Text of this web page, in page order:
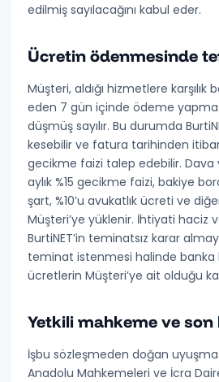
edilmiş sayılacağını kabul eder.
Ücretin ödenmesinde
Müşteri, aldığı hizmetlere
eden 7 gün içinde ödeme
düşmüş sayılır. Bu durumda
kesebilir ve fatura tarihinden
gecikme faizi talep edebilir.
aylık %15 gecikme faizi, bakiye
şart,%10’u avukatlık ücreti ve
Müşteri’ye yüklenir. İhtiyati haciz
BurtiNET’in teminatsız karar
teminat istenmesi halinde banka
ücretlerin Müşteri’ye ait olduğu
Yetkili mahkeme ve
İşbu sözleşmeden doğan
Anadolu Mahkemeleri ve İcra